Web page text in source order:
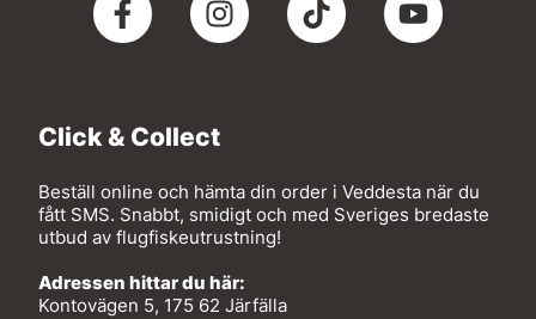
Click & Collect
Beställ online och hämta din order i Veddesta när du
fått SMS. Snabbt, smidigt och med Sveriges bredaste
utbud av flugfiskeutrustning!
Adressen hittar du här:
Kontovägen 5, 175 62 Järfälla